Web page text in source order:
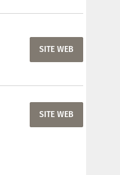
SITE WEB
SITE WEB